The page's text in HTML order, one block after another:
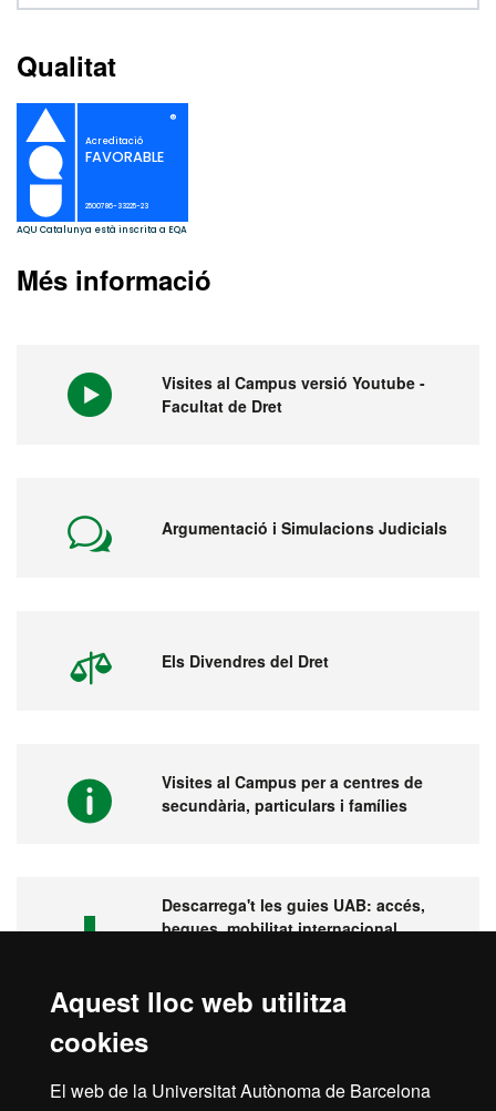
Aquest lloc web utilitza
cookies
El web de la Universitat Autònoma de Barcelona
Qualitat
Més informació
Visites al Campus versió Youtube -
Facultat de Dret
Argumentació i Simulacions Judicials
Els Divendres del Dret
Visites al Campus per a centres de
secundària, particulars i famílies
Descarrega't les guies UAB: accés,
beques, mobilitat internacional,